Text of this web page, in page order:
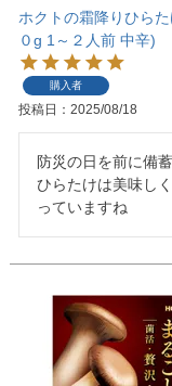
ホクトの霜降りひら
０g 1～２人前 中辛)
購入者
投稿日 2025/08/18
防災の日を前に備
ひらたけは美味し
っていますね